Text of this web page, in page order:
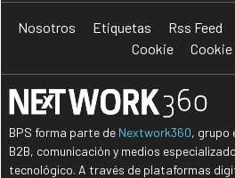
Nosotros Etiquetas Rss Feed
Cookie
Cookie
BPS forma parte de Nextwork360, grupo
B2B, comunicación y medios
tecnológico. A través de plataformas